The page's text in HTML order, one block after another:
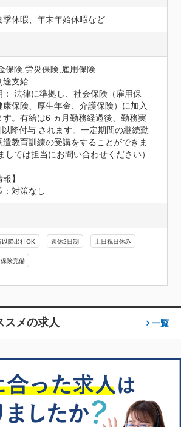
季休暇、年末年始休暇など
保険,労災保険,雇用保険
途支給
法律に準拠し、社会保険（雇用保
康保険、厚生年金、介護保険）に加入
す。有給は6 ヵ月勤務経過後、勤務実
降付与 されます。一定期間の継続勤
教育訓練の受講をすることができま
しては担当にお問い合わせください）
】
：対策なし
以降出社OK 週休2日制 土日祝日休み
険完備
スメの求人 一覧